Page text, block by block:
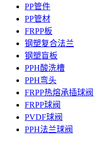
PP管件
PP管材
FRPP板
钢塑复合法兰
钢塑盲板
PPH酸洗槽
PPH弯头
FRPP热熔承插球阀
FRPP球阀
PVDF球阀
PPH法兰球阀